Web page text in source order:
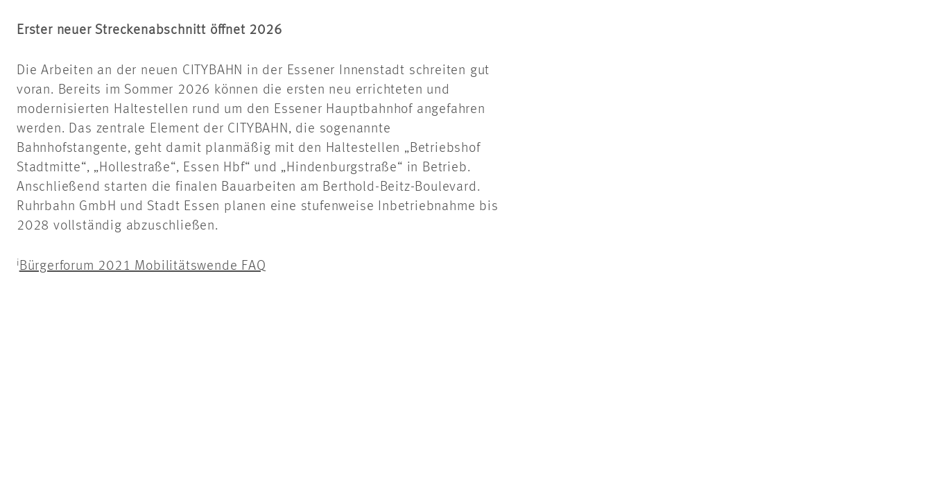
Erster neuer Streckenabschnitt öffnet 2026
Die Arbeiten an der neuen CITYBAHN in der Essener Innenstadt schreiten gut
voran. Bereits im Sommer 2026 können die ersten neu errichteten und
modernisierten Haltestellen rund um den Essener Hauptbahnhof angefahren
werden. Das zentrale Element der CITYBAHN, die sogenannte
Bahnhofstangente, geht damit planmäßig mit den Haltestellen „Betriebshof
Stadtmitte“, „Hollestraße“, Essen Hbf“ und „Hindenburgstraße“ in Betrieb.
Anschließend starten die finalen Bauarbeiten am Berthold-Beitz-Boulevard.
Ruhrbahn GmbH und Stadt Essen planen eine stufenweise Inbetriebnahme bis
2028 vollständig abzuschließen.
iBürgerforum 2021 Mobilitätswende FAQ